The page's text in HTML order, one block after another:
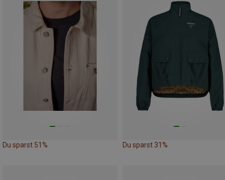
Du sparst 51% Du sparst 31%